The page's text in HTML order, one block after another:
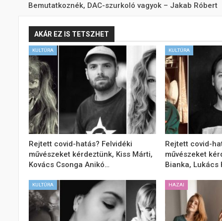
Bemutatkoznék, DAC-szurkoló vagyok – Jakab Róbert
AKÁR EZ IS TETSZHET
KULTÚRA
Rejtett covid-hatás? Felvidéki
művészeket kérdeztünk, Kiss Márti,
Kovács Csonga Anikó…
KULTÚRA
Rejtett covid-
művészeket
Bianka, Lukács
KULTÚRA HAZAI